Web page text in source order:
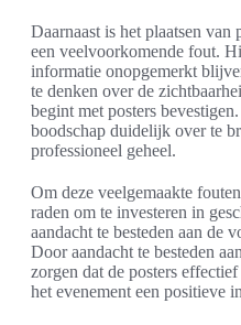
Daarnaast is het plaatsen van
een veelvoorkomende fout.
informatie onopgemerkt
te denken over de
begint met posters
boodschap duidelijk over te
professioneel geheel.
Om deze veelgemaakte
raden om te investeren in
aandacht te besteden aan de
Door aandacht te besteden
zorgen dat de posters
het evenement een positieve